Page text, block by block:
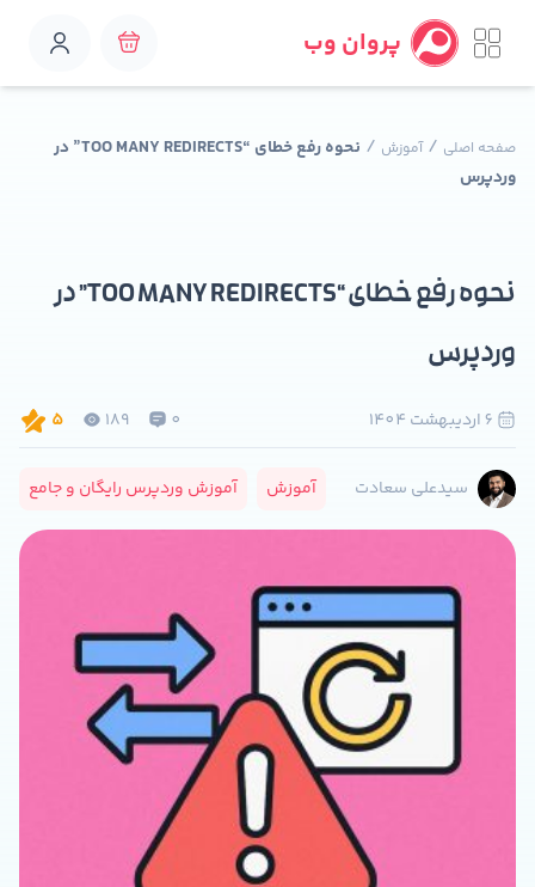
پروان وب
صفحه اصلی /آموزش /
نحوه رفع خطای “TOO MANY REDIRECTS” در
وردپرس
0
189
5
نحوه رفع خطای “TOO MANY REDIRECTS” در
وردپرس
سیدعلی سعادت آموزش آموزش وردپرس رایگان و جامع